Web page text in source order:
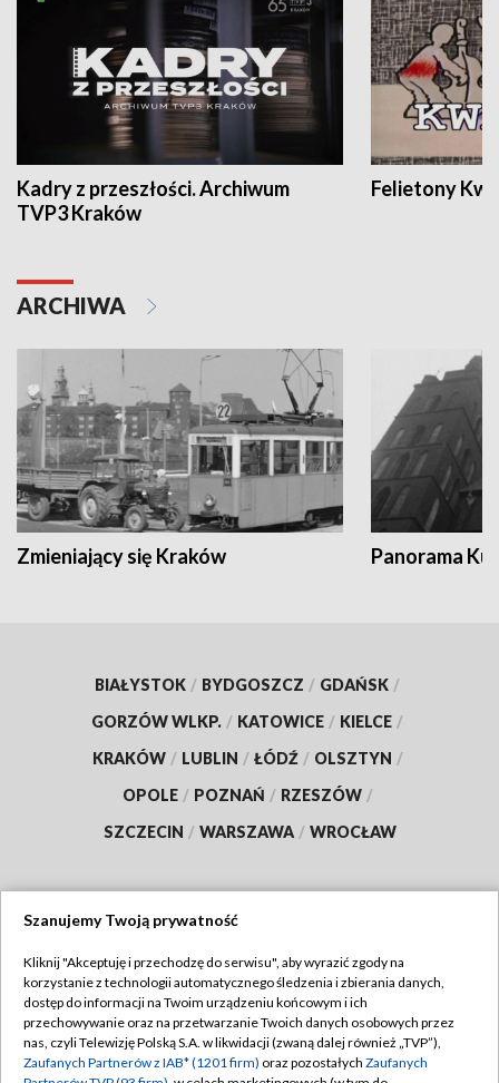
Kadry z przeszłości. Archiwum
TVP3 Kraków
Felietony
ARCHIWA
Zmieniający się Kraków Panorama
BIAŁYSTOK / BYDGOSZCZ / GDAŃSK /
GORZÓW WLKP. / KATOWICE / KIELCE /
KRAKÓW / LUBLIN / ŁÓDŹ / OLSZTYN /
OPOLE / POZNAŃ / RZESZÓW /
SZCZECIN / WARSZAWA / WROCŁAW
TVP
Abonament TVP
Emisja w TVP
Regulamin TVP
Polityka prywatności
Szanujemy Twoją prywatność
Kliknij "Akceptuję i przechodzę do serwisu", aby wyrazić zgody na
korzystanie z technologii automatycznego śledzenia i zbierania danych,
dostęp do informacji na Twoim urządzeniu końcowym i ich
przechowywanie oraz na przetwarzanie Twoich danych osobowych przez
nas, czyli Telewizję Polską S.A. w likwidacji (zwaną dalej również „TVP”),
Zaufanych Partnerów z IAB* (1201 firm) oraz pozostałych Zaufanych